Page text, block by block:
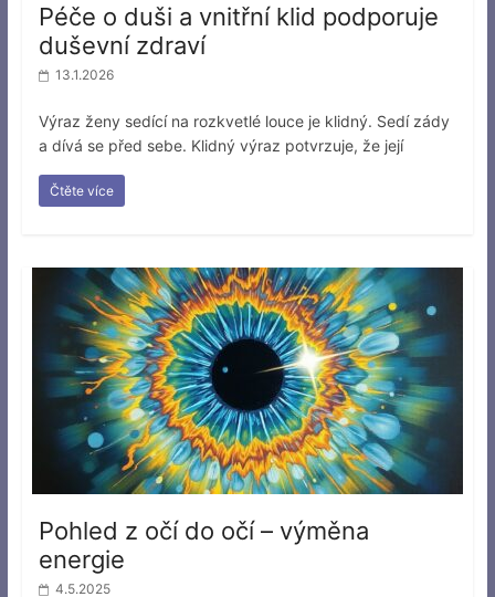
Péče o duši a vnitřní klid podporuje
duševní zdraví
13.1.2026
Výraz ženy sedící na rozkvetlé louce je klidný. Sedí zády
a dívá se před sebe. Klidný výraz potvrzuje, že její
Čtěte více
Pohled z očí do očí – výměna
energie
4.5.2025